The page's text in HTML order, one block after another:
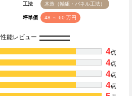
工法 木造（軸組・パネル工法）
坪単価 48 ～ 60 万円
性能レビュー
4点
4点
4点
4点